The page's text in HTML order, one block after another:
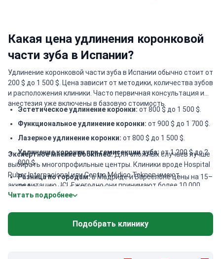
Какая цена удлинения коронковой
части зуба в Испании?
Удлинение коронковой части зуба в Испании обычно стоит от
200 $ до 1 500 $. Цена зависит от методики, количества зубов
и расположения клиники. Часто первичная консультация и
анестезия уже включены в базовую стоимость.
Эстетическое удлинение коронки: от 800 $ до 1 500 $.
Функциональное удлинение коронки: от 900 $ до 1 700 $.
Лазерное удлинение коронки: от 800 $ до 1 500 $.
Удлинение коронки при гемисекции зуба:от 1 200 $ до 2
000 $.
Разница по городам:в Мадриде и Барселоне цены на 15–
20 % выше, чем в регионах.
Экспертное мнение Bookimed:Для сложных случаев лучше
выбирать многопрофильные центры. Клиники вроде Hospital
Ruber Internacional или Centro Médico Teknon имеют
аккредитацию JCI. Ежегодно они принимают более 10 000
пациентов с отличными результатами. Специализированные
выгодные тарифы. Однако клиники с аккредитацией JCI
обеспечивают комплексную хирургическую безопасность.
Это крайне важно при необходимости костной пластики или
Читать подробнее
Подобрать клинику